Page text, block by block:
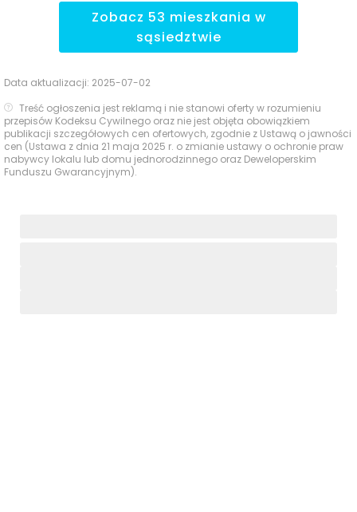
Zobacz 53 mieszkania w
sąsiedztwie
Data aktualizacji: 2025-07-02
Treść ogłoszenia jest reklamą i nie stanowi oferty w rozumieniu
przepisów Kodeksu Cywilnego oraz nie jest objęta obowiązkiem
publikacji szczegółowych cen ofertowych, zgodnie z Ustawą o jawności
cen (Ustawa z dnia 21 maja 2025 r. o zmianie ustawy o ochronie praw
nabywcy lokalu lub domu jednorodzinnego oraz Deweloperskim
Funduszu Gwarancyjnym).